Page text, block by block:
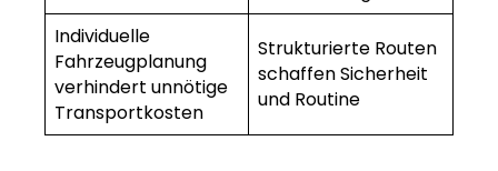
Individuelle
Fahrzeugplanung
verhindert unnötige
Transportkosten
Strukturierte Routen
schaffen Sicherheit
und Routine